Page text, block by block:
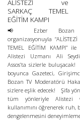
ALİSTEZİ ve
SARKAÇ TEMEL
EĞİTİM KAMPI
📢 Ezber Bozan
organizasyonuyla “ALİSTEZİ
TEMEL EĞİTİM KAMPI” ile
Alistezi Uzmanı Ali
Assos’ta sizlerle
boyunca Gazeteci,
Bozan TV Moderatörü
sizlere eşlik edecek! Şifa
tüm yönleriyle Alistezi
kullanımını öğrenerek ruh,
dengelenmesini